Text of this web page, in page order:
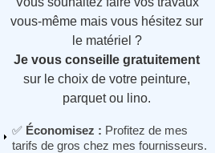
vous-même mais vous hésitez sur
le matériel ?
Je vous conseille gratuitement
sur le choix de votre peinture,
parquet ou lino.
✅ Économisez : Profitez de mes
tarifs de gros chez mes fournisseurs.